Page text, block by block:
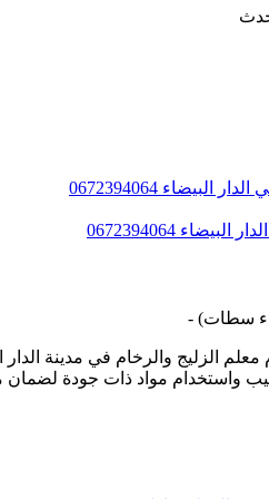
0672394064
سطات) -
معلم الزليج والرخام في مدينة
واستخدام مواد ذات جودة لضمان